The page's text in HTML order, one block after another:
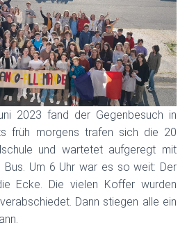
2023 fand der Gegenbesuch in
früh morgens trafen sich die 20
und wartetet aufgeregt mit
Um 6 Uhr war es so weit: Der
Ecke. Die vielen Koffer wurden
Dann stiegen alle ein